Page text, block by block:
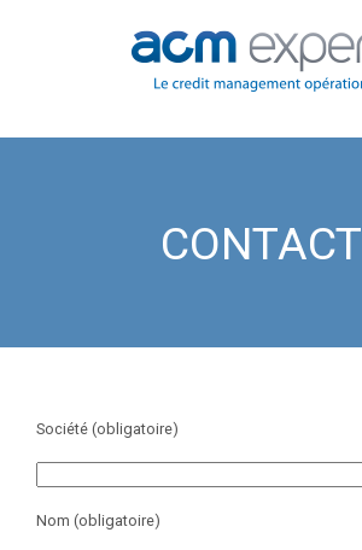
CONTACT
Société (obligatoire)
Nom (obligatoire)